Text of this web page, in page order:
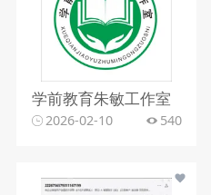
学前教育朱敏工作室
2026-02-10 540